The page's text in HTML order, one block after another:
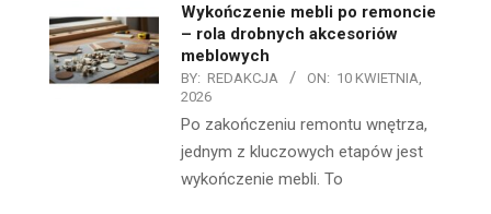
Wykończenie mebli po remoncie
– rola drobnych akcesoriów
meblowych
BY: REDAKCJA ON: 10 KWIETNIA,
2026
Po zakończeniu remontu wnętrza,
jednym z kluczowych etapów jest
wykończenie mebli. To